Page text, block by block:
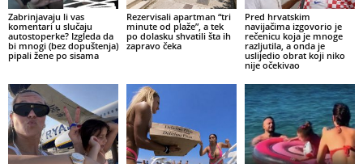
Zabrinjavaju li vas
komentari u slučaju
autostoperke? Izgleda da
bi mnogi (bez dopuštenja)
pipali žene po sisama
Rezervisali apartman “tri
minute od plaže”, a tek
po dolasku shvatili šta ih
zapravo čeka
Pred hrvatskim
navijačima izgovorio je
rečenicu koja je mnoge
razljutila, a onda je
uslijedio obrat koji niko
nije očekivao